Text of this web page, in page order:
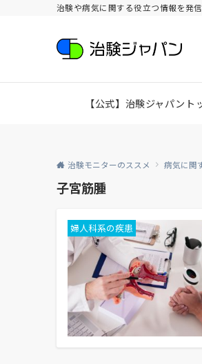
治験や病気に関する役立つ情報を発信
【公式】治験ジャパント
治験モニターのススメ 病気に関
子宮筋腫
婦人科系の疾患